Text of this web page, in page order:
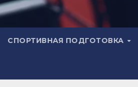
СПОРТИВНАЯ ПОДГОТОВКА